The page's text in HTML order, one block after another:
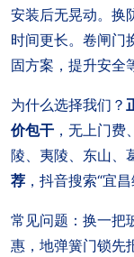
安装后无晃动。换
时间更长。卷闸门
固方案，提升安全
为什么选择我们？
价包干 ，无上门费
陵、夷陵、东山、
荐 ，抖音搜索“宜
常见问题：换一把
惠，地弹簧门锁先